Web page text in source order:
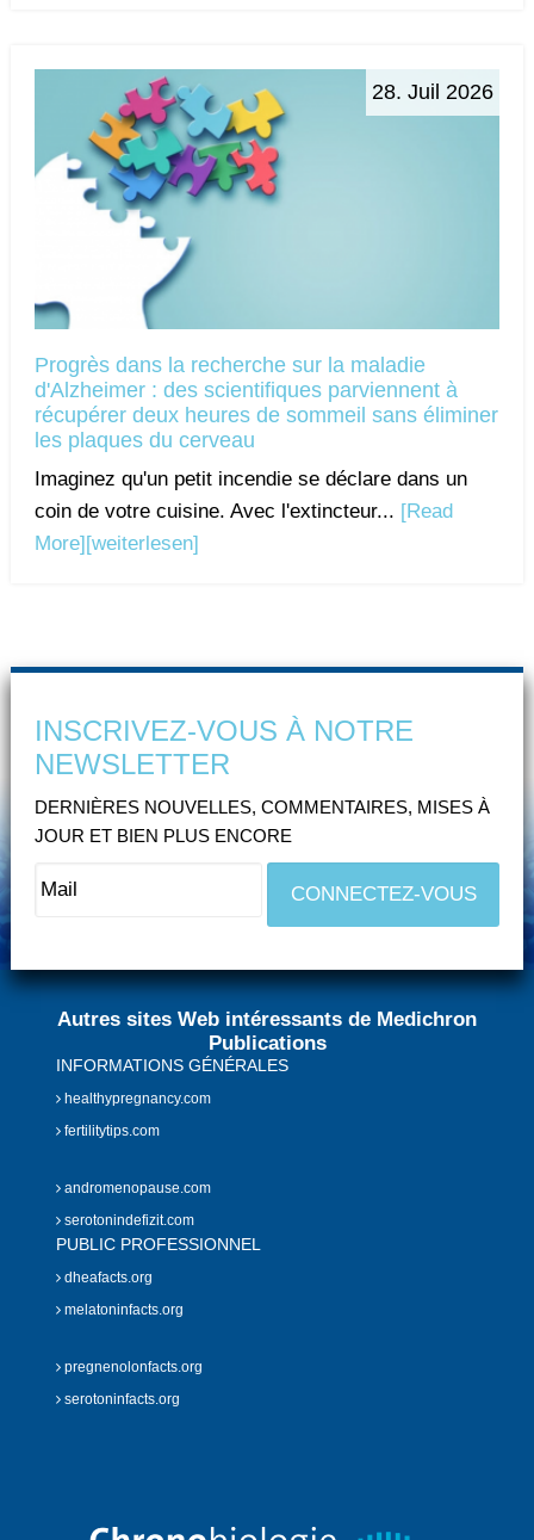
28. Juil 2026
Progrès dans la recherche sur la maladie
d'Alzheimer : des scientifiques parviennent à
récupérer deux heures de sommeil sans éliminer
les plaques du cerveau
Imaginez qu'un petit incendie se déclare dans un
coin de votre cuisine. Avec l'extincteur... [Read
More][weiterlesen]
INSCRIVEZ-VOUS À NOTRE
NEWSLETTER
DERNIÈRES NOUVELLES, COMMENTAIRES, MISES À
JOUR ET BIEN PLUS ENCORE
Autres sites Web intéressants de Medichron
Publications
INFORMATIONS GÉNÉRALES
healthypregnancy.com
fertilitytips.com
andromenopause.com
serotonindefizit.com
PUBLIC PROFESSIONNEL
dheafacts.org
melatoninfacts.org
pregnenolonfacts.org
serotoninfacts.org